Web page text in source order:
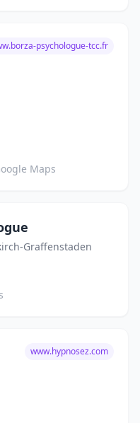
psychologue-tcc.fr
Maps
Graffenstaden
www.hypnosez.com